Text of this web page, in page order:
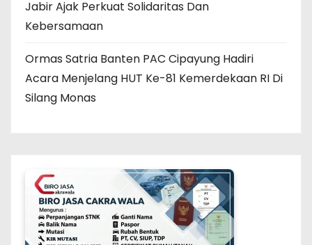
Jabir Ajak Perkuat Solidaritas Dan
Kebersamaan
Ormas Satria Banten PAC Cipayung Hadiri
Acara Menjelang HUT Ke-81 Kemerdekaan RI Di
Silang Monas